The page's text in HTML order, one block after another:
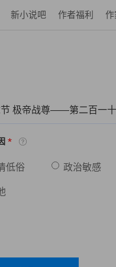
新小说吧 作者福利 作
极帝战尊——第二百一
*
低俗 政治敏感